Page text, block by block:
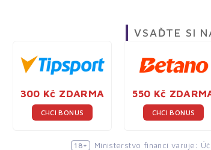
VSAĎTE SI
300 Kč ZDARMA
CHCI BONUS
550 Kč
CHCI BONUS
18+ Ministerstvo financí varuje: